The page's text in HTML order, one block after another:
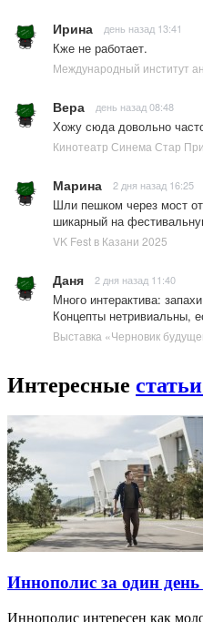
Ирина день назад 13:41
Кже не работает.
Международный институт
Вера день назад 08:48
Хожу сюда довольно
Кинотеатр Синема Стар
Марина 2 дня назад 16:25
Шли пешком через мост
шикарный на
VK Fest в Казани 2025
Даня 2 дня назад 11:40
Много интерактива:
Концепты нетривиальны,
Выставка «Черновик
Интересные
Иннополис за один
Иннополис интересен как